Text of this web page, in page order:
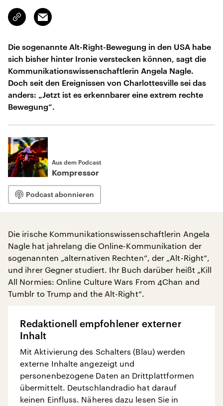
Link
kopieren/teilen
Email
Die sogenannte Alt-Right-Bewegung in den USA habe
sich bisher hinter Ironie verstecken können, sagt die
Kommunikationswissenschaftlerin Angela Nagle.
Doch seit den Ereignissen von Charlottesville sei das
anders: „Jetzt ist es erkennbarer eine extrem rechte
Bewegung“.
Aus dem Podcast
Kompressor
Podcast abonnieren
Die irische Kommunikationswissenschaftlerin Angela
Nagle hat jahrelang die Online-Kommunikation der
sogenannten „alternativen Rechten“, der „Alt-Right“,
und ihrer Gegner studiert. Ihr Buch darüber heißt „Kill
All Normies: Online Culture Wars From 4Chan and
Tumblr to Trump and the Alt-Right“.
Redaktionell empfohlener externer
Inhalt
Mit Aktivierung des Schalters (Blau) werden
externe Inhalte angezeigt und
personenbezogene Daten an Drittplattformen
übermittelt. Deutschlandradio hat darauf
keinen Einfluss. Näheres dazu lesen Sie in